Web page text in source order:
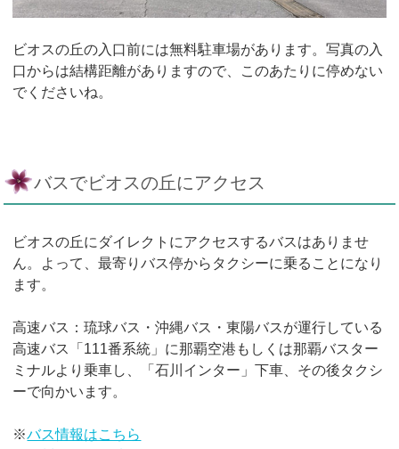
ビオスの丘の入口前には無料駐車場があります。写真の入
口からは結構距離がありますので、このあたりに停めない
でくださいね。
バスでビオスの丘にアクセス
ビオスの丘にダイレクトにアクセスするバスはありませ
ん。よって、最寄りバス停からタクシーに乗ることになり
ます。
高速バス：琉球バス・沖縄バス・東陽バスが運行している
高速バス「111番系統」に那覇空港もしくは那覇バスター
ミナルより乗車し、「石川インター」下車、その後タクシ
ーで向かいます。
※バス情報はこちら